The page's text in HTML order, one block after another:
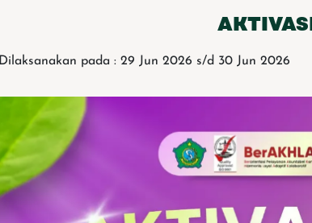
Dilaksanakan pada : 29 Jun 2026 s/d 30 Jun 2026